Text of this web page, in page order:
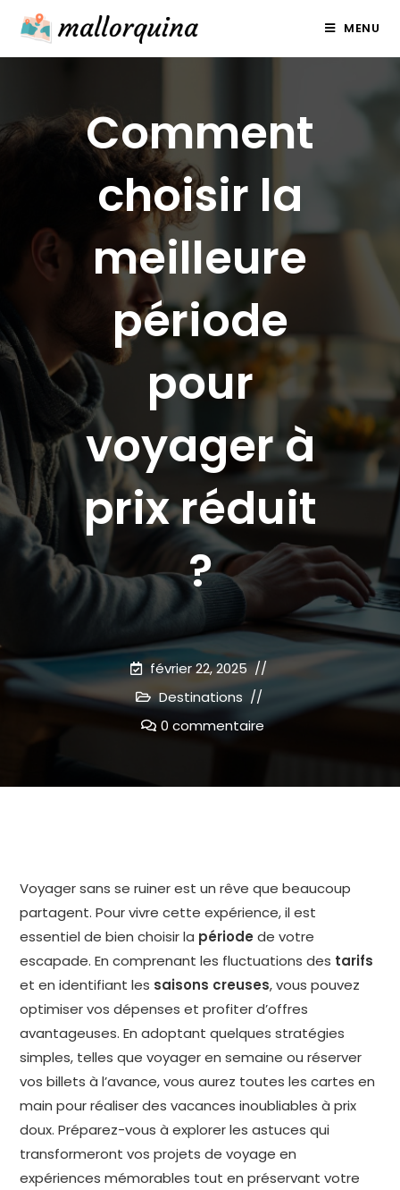
content
MENU
Comment
choisir la
meilleure
période
pour
voyager à
prix réduit
?
février 22, 2025
Destinations
0 commentaire
Voyager sans se ruiner est un rêve que beaucoup
partagent. Pour vivre cette expérience, il est
essentiel de bien choisir la période de votre
escapade. En comprenant les fluctuations des tarifs
et en identifiant les saisons creuses, vous pouvez
optimiser vos dépenses et profiter d’offres
avantageuses. En adoptant quelques stratégies
simples, telles que voyager en semaine ou réserver
vos billets à l’avance, vous aurez toutes les cartes en
main pour réaliser des vacances inoubliables à prix
doux. Préparez-vous à explorer les astuces qui
transformeront vos projets de voyage en
expériences mémorables tout en préservant votre